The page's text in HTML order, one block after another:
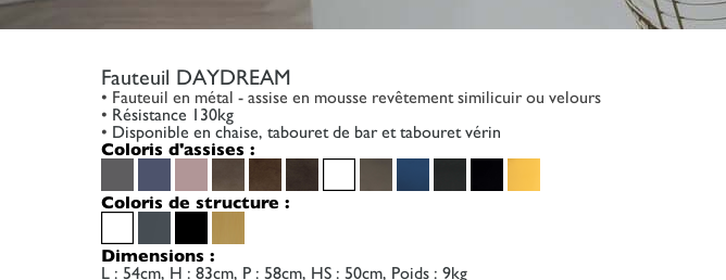
Fauteuil DAYDREAM
• Fauteuil en métal - assise en mousse revêtement similicuir ou velours
• Résistance 130kg
• Disponible en chaise, tabouret de bar et tabouret vérin
Coloris d'assises :
Coloris de structure :
Dimensions :
L : 54cm, H : 83cm, P : 58cm, HS : 50cm, Poids : 9kg